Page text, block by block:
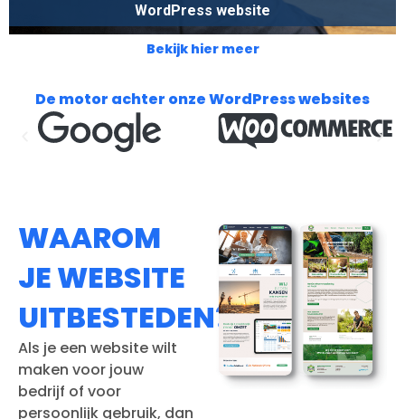
WordPress website
Bekijk hier meer
De motor achter onze WordPress websites
WAAROM
JE WEBSITE
UITBESTEDEN?
Als je een website wilt
maken voor jouw
bedrijf of voor
persoonlijk gebruik, dan